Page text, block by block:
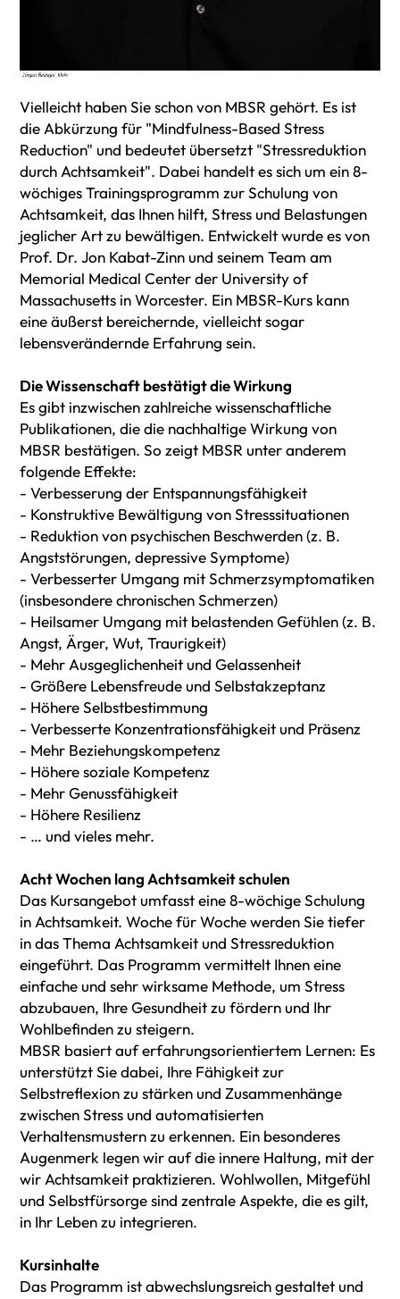
Vielleicht haben Sie schon von MBSR gehört. Es ist
die Abkürzung für "Mindfulness-Based Stress
Reduction" und bedeutet übersetzt "Stressreduktion
durch Achtsamkeit". Dabei handelt es sich um ein 8-
wöchiges Trainingsprogramm zur Schulung von
Achtsamkeit, das Ihnen hilft, Stress und Belastungen
jeglicher Art zu bewältigen. Entwickelt wurde es von
Prof. Dr. Jon Kabat-Zinn und seinem Team am
Memorial Medical Center der University of
Massachusetts in Worcester. Ein MBSR-Kurs kann
eine äußerst bereichernde, vielleicht sogar
lebensverändernde Erfahrung sein.
Die Wissenschaft bestätigt die Wirkung
Es gibt inzwischen zahlreiche wissenschaftliche
Publikationen, die die nachhaltige Wirkung von
MBSR bestätigen. So zeigt MBSR unter anderem
folgende Effekte:
- Verbesserung der Entspannungsfähigkeit
- Konstruktive Bewältigung von Stresssituationen
- Reduktion von psychischen Beschwerden (z. B.
Angststörungen, depressive Symptome)
- Verbesserter Umgang mit Schmerzsymptomatiken
(insbesondere chronischen Schmerzen)
- Heilsamer Umgang mit belastenden Gefühlen (z. B.
Angst, Ärger, Wut, Traurigkeit)
- Mehr Ausgeglichenheit und Gelassenheit
- Größere Lebensfreude und Selbstakzeptanz
- Höhere Selbstbestimmung
- Verbesserte Konzentrationsfähigkeit und Präsenz
- Mehr Beziehungskompetenz
- Höhere soziale Kompetenz
- Mehr Genussfähigkeit
- Höhere Resilienz
- … und vieles mehr.
Acht Wochen lang Achtsamkeit schulen
Das Kursangebot umfasst eine 8-wöchige Schulung
in Achtsamkeit. Woche für Woche werden Sie tiefer
in das Thema Achtsamkeit und Stressreduktion
eingeführt. Das Programm vermittelt Ihnen eine
einfache und sehr wirksame Methode, um Stress
abzubauen, Ihre Gesundheit zu fördern und Ihr
Wohlbefinden zu steigern.
MBSR basiert auf erfahrungsorientiertem Lernen: Es
unterstützt Sie dabei, Ihre Fähigkeit zur
Selbstreflexion zu stärken und Zusammenhänge
zwischen Stress und automatisierten
Verhaltensmustern zu erkennen. Ein besonderes
Augenmerk legen wir auf die innere Haltung, mit der
wir Achtsamkeit praktizieren. Wohlwollen, Mitgefühl
und Selbstfürsorge sind zentrale Aspekte, die es gilt,
in Ihr Leben zu integrieren.
Kursinhalte
Das Programm ist abwechslungsreich gestaltet und